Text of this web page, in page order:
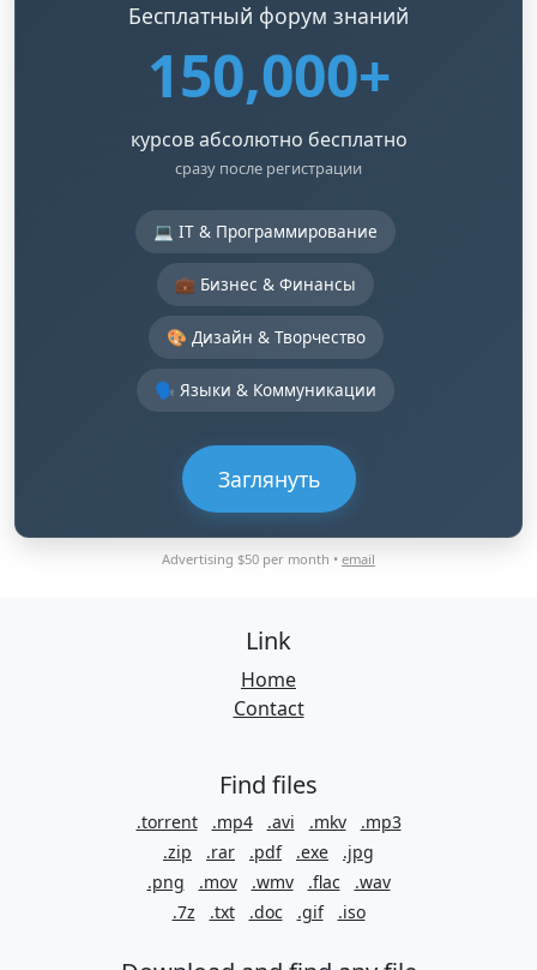
Бесплатный форум знаний
150,000+
курсов абсолютно бесплатно
сразу после регистрации
💻 IT & Программирование
💼 Бизнес & Финансы
🎨 Дизайн & Творчество
🗣️ Языки & Коммуникации
Заглянуть
Advertising $50 per month • email
Link
Home
Contact
Find files
.torrent .mp4 .avi .mkv
.mp3
.zip
.rar .pdf .exe
.jpg
.png
.mov .wmv .flac
.wav
.7z
.txt .doc .gif .iso